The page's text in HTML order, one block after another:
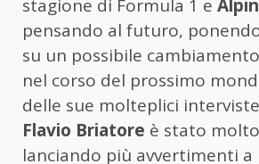
stagione di Formula 1 e
pensando al futuro,
su un possibile
nel corso del prossimo
delle sue molteplici
Flavio Briatore è stato
lanciando più avvertimenti a